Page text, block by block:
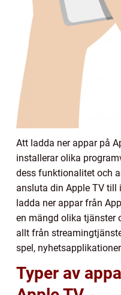
Att ladda ner appar på
installerar olika
dess funktionalitet och
ansluta din Apple TV till
ladda ner appar från
en mängd olika tjänster
allt från
spel,
Typer av